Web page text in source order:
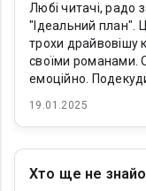
Любі читачі, радо
"Ідеальний план". Цього разу я вирішила написати
трохи драйвовішу
своїми романами.
емоційно.
19.01.2025
Хто ще не